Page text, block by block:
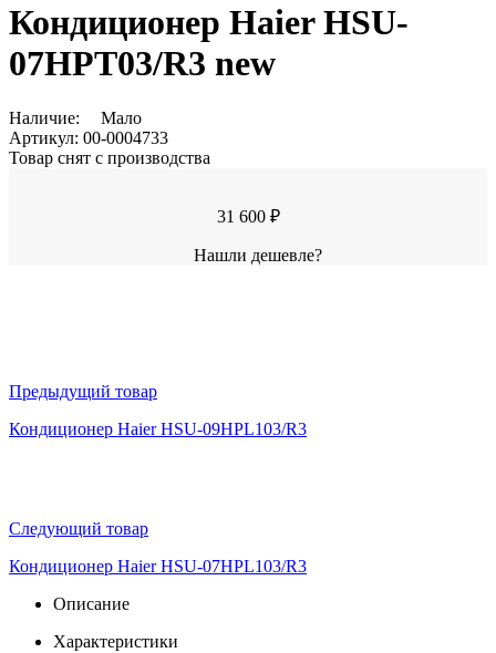
Кондиционер Haier HSU-
07HPT03/R3 new
Наличие:
Мало
Артикул: 00-0004733
Товар снят с производства
31 600 ₽
Нашли дешевле?
Предыдущий товар
Кондиционер Haier HSU-09HPL103/R3
Следующий товар
Кондиционер Haier HSU-07HPL103/R3
Описание
Характеристики